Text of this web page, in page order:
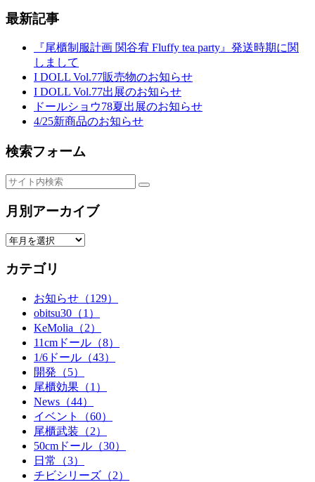
最新記事
『尾櫃制服計画 関谷宥 Fluffy tea party』発送時期に関
しまして
I DOLL Vol.77販売物のお知らせ
I DOLL Vol.77出展のお知らせ
ドールショウ78夏出展のお知らせ
4/25新商品のお知らせ
検索フォーム
月別アーカイブ
カテゴリ
お知らせ（129）
obitsu30（1）
KeMolia（2）
11cmドール（8）
1/6ドール（43）
開発（5）
尾櫃効果（1）
News（44）
イベント（60）
尾櫃武装（2）
50cmドール（30）
日常（3）
チビシリーズ（2）